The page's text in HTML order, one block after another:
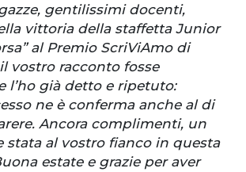
gentilissimi docenti,
vittoria della staffetta Junior
al Premio ScriViAmo di
vostro racconto fosse
l’ho già detto e ripetuto:
ne è conferma anche al di
Ancora complimenti, un
stata al vostro fianco in questa
estate e grazie per aver